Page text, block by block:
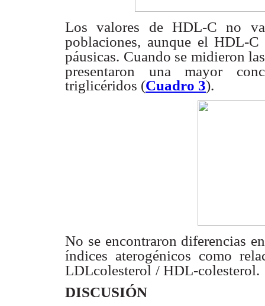
Los valores de HDL-C no
poblaciones, aunque el HDL-C
páusicas. Cuando se midieron
presentaron una mayor
triglicéridos (Cuadro 3).
No se encontraron diferencias
índices aterogénicos como
LDLcolesterol / HDL-colesterol.
DISCUSIÓN